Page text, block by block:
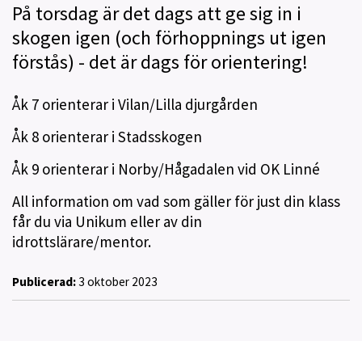
På torsdag är det dags att ge sig in i
skogen igen (och förhoppnings ut igen
förstås) - det är dags för orientering!
Åk 7 orienterar i Vilan/Lilla djurgården
Åk 8 orienterar i Stadsskogen
Åk 9 orienterar i Norby/Hågadalen vid OK Linné
All information om vad som gäller för just din klass
får du via Unikum eller av din
idrottslärare/mentor.
Publicerad: 3 oktober 2023